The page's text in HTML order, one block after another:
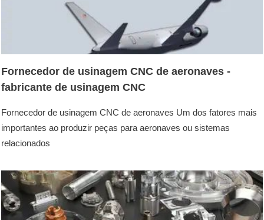
Fornecedor de usinagem CNC de aeronaves -
fabricante de usinagem CNC
Fornecedor de usinagem CNC de aeronaves Um dos fatores mais
importantes ao produzir peças para aeronaves ou sistemas
relacionados